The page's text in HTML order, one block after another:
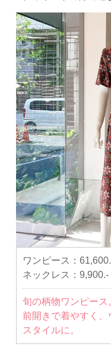
ワンピース：
ネックレス： 9,900.-
旬の柄物ワンピース
前開きで着やすく
スタイルに。